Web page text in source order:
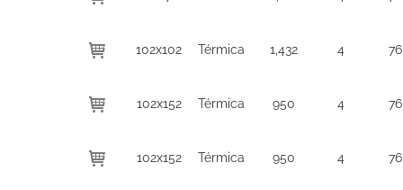
102x102 Térmica 1,432 4 76
102x152 Térmica 950 4 76
102x152 Térmica 950 4 76